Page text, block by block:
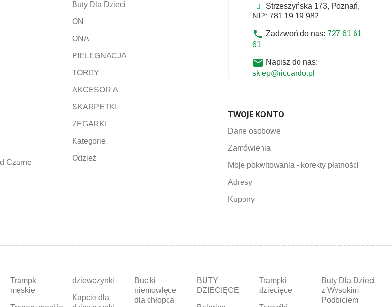
Czarne
Buty Dla Dzieci
ON
ONA
PIELĘGNACJA
TORBY
AKCESORIA
SKARPETKI
ZEGARKI
Kategorie
Odzież
Strzeszyńska 173, Poznań,
NIP: 781 19 19 982
phone Zadzwoń do nas: 727 61 61
61
email Napisz do nas:
sklep@riccardo.pl
TWOJE KONTO
Dane osobowe
Zamówienia
Moje pokwitowania - korekty płatności
Adresy
Kupony
Trampki
męskie
dziewczynki
Kapcie dla
Buciki
niemowlęce
dla chłopca
BUTY
DZIECIĘCE
Trampki
dziecięce
Buty Dla Dzieci
z Wysokim
Podbiciem